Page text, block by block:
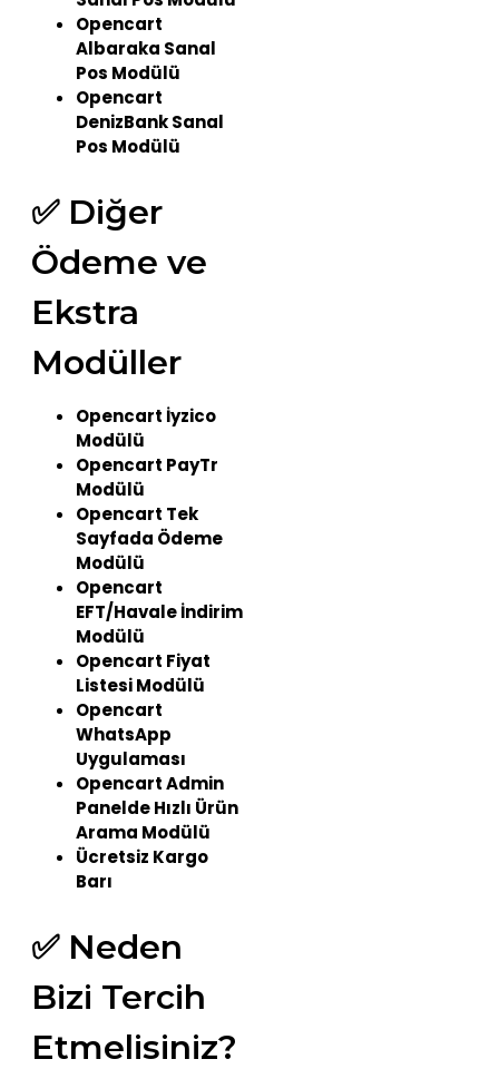
Opencart
Albaraka Sanal
Pos Modülü
Opencart
DenizBank Sanal
Pos Modülü
✅ Diğer
Ödeme ve
Ekstra
Modüller
Opencart İyzico
Modülü
Opencart PayTr
Modülü
Opencart Tek
Sayfada Ödeme
Modülü
Opencart
EFT/Havale İndirim
Modülü
Opencart Fiyat
Listesi Modülü
Opencart
WhatsApp
Uygulaması
Opencart Admin
Panelde Hızlı Ürün
Arama Modülü
Ücretsiz Kargo
Barı
✅ Neden
Bizi Tercih
Etmelisiniz?